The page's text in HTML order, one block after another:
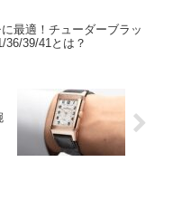
最適！チューダーブラッ
36/39/41とは？